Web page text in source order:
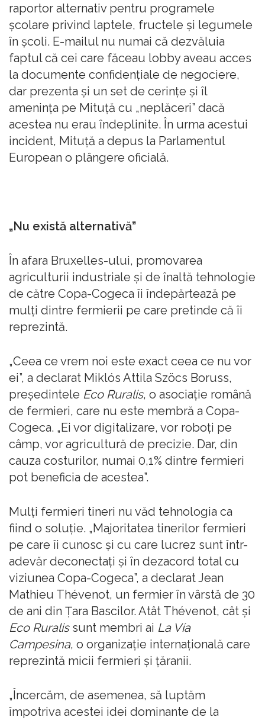
raportor alternativ pentru programele
școlare privind laptele, fructele și legumele
în școli. E-mailul nu numai că dezvăluia
faptul că cei care făceau lobby aveau acces
la documente confidențiale de negociere,
dar prezenta și un set de cerințe și îl
amenința pe Mituță cu „neplăceri” dacă
acestea nu erau îndeplinite. În urma acestui
incident, Mituță a depus la Parlamentul
European o plângere oficială.
„Nu există alternativă”
În afara Bruxelles-ului, promovarea
agriculturii industriale și de înaltă tehnologie
de către Copa-Cogeca îi îndepărtează pe
mulți dintre fermierii pe care pretinde că îi
reprezintă.
„Ceea ce vrem noi este exact ceea ce nu vor
ei”, a declarat Miklós Attila Szöcs Boruss,
președintele Eco Ruralis, o asociație română
de fermieri, care nu este membră a Copa-
Cogeca. „Ei vor digitalizare, vor roboți pe
câmp, vor agricultură de precizie. Dar, din
cauza costurilor, numai 0,1% dintre fermieri
pot beneficia de acestea”.
Mulți fermieri tineri nu văd tehnologia ca
fiind o soluție. „Majoritatea tinerilor fermieri
pe care îi cunosc și cu care lucrez sunt într-
adevăr deconectați și în dezacord total cu
viziunea Copa-Cogeca”, a declarat Jean
Mathieu Thévenot, un fermier în vârstă de 30
de ani din Țara Bascilor. Atât Thévenot, cât și
Eco Ruralissunt membri ai La Vía
Campesina, o organizație internațională care
reprezintă micii fermieri și țăranii.
„Încercăm, de asemenea, să luptăm
împotriva acestei idei dominante de la